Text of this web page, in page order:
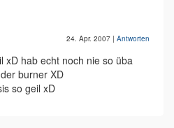
24. Apr. 2007 | Antworten
xD hab echt noch nie so üba
burner XD
so geil xD